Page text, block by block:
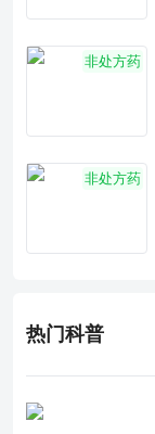
非处方药
非处方药
热门科普